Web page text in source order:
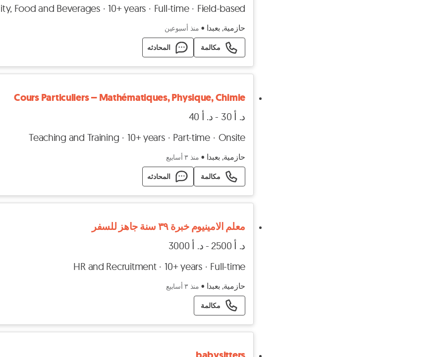
Food and Beverages
10+ years Full-time Field-based
حازمية, بعبدا • منذ أسبوعين
مكالمة المحادثه
Cours Particuliers – Mathématiques, Physique, Chimie
د. أ 30 - د. أ 40
Teaching and Training
10+ years Part-time Onsite
حازمية, بعبدا • منذ ٣ أسابيع
مكالمة المحادثه
معلم الامينيوم خبرة ٣٩ سنة جاهز للسفر
د. أ 2500 - د. أ 3000
HR and Recruitment
10+ years Full-time
حازمية, بعبدا • منذ ٣ أسابيع
مكالمة